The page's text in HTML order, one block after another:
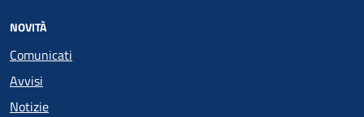
NOVITÀ
Comunicati
Avvisi
Notizie